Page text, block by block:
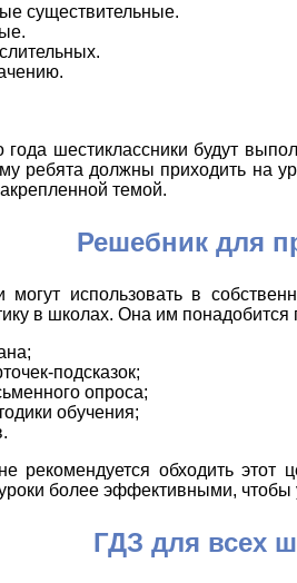
существительные.
года шестиклассники будут
ребята должны приходить на
темой.
Решебник для
использовать в
в школах. Она им понадобится
подсказок;
опроса;
обучения;
рекомендуется обходить
более эффективными, чтобы
ГДЗ для всех